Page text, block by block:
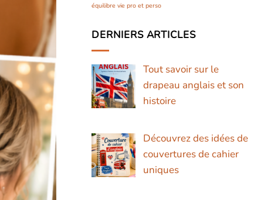
équilibre vie pro et perso
DERNIERS ARTICLES
Tout savoir sur le
drapeau anglais et son
histoire
Découvrez des idées de
couvertures de cahier
uniques